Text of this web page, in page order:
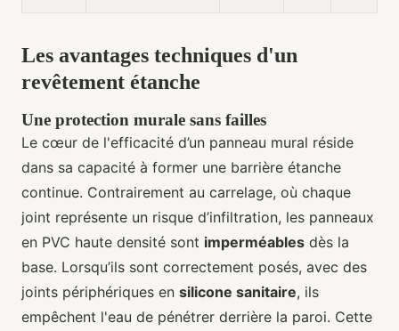
Les avantages techniques d'un
revêtement étanche
Une protection murale sans failles
Le cœur de l'efficacité d’un panneau mural réside
dans sa capacité à former une barrière étanche
continue. Contrairement au carrelage, où chaque
joint représente un risque d’infiltration, les panneaux
en PVC haute densité sont imperméables dès la
base. Lorsqu’ils sont correctement posés, avec des
joints périphériques en silicone sanitaire, ils
empêchent l'eau de pénétrer derrière la paroi. Cette